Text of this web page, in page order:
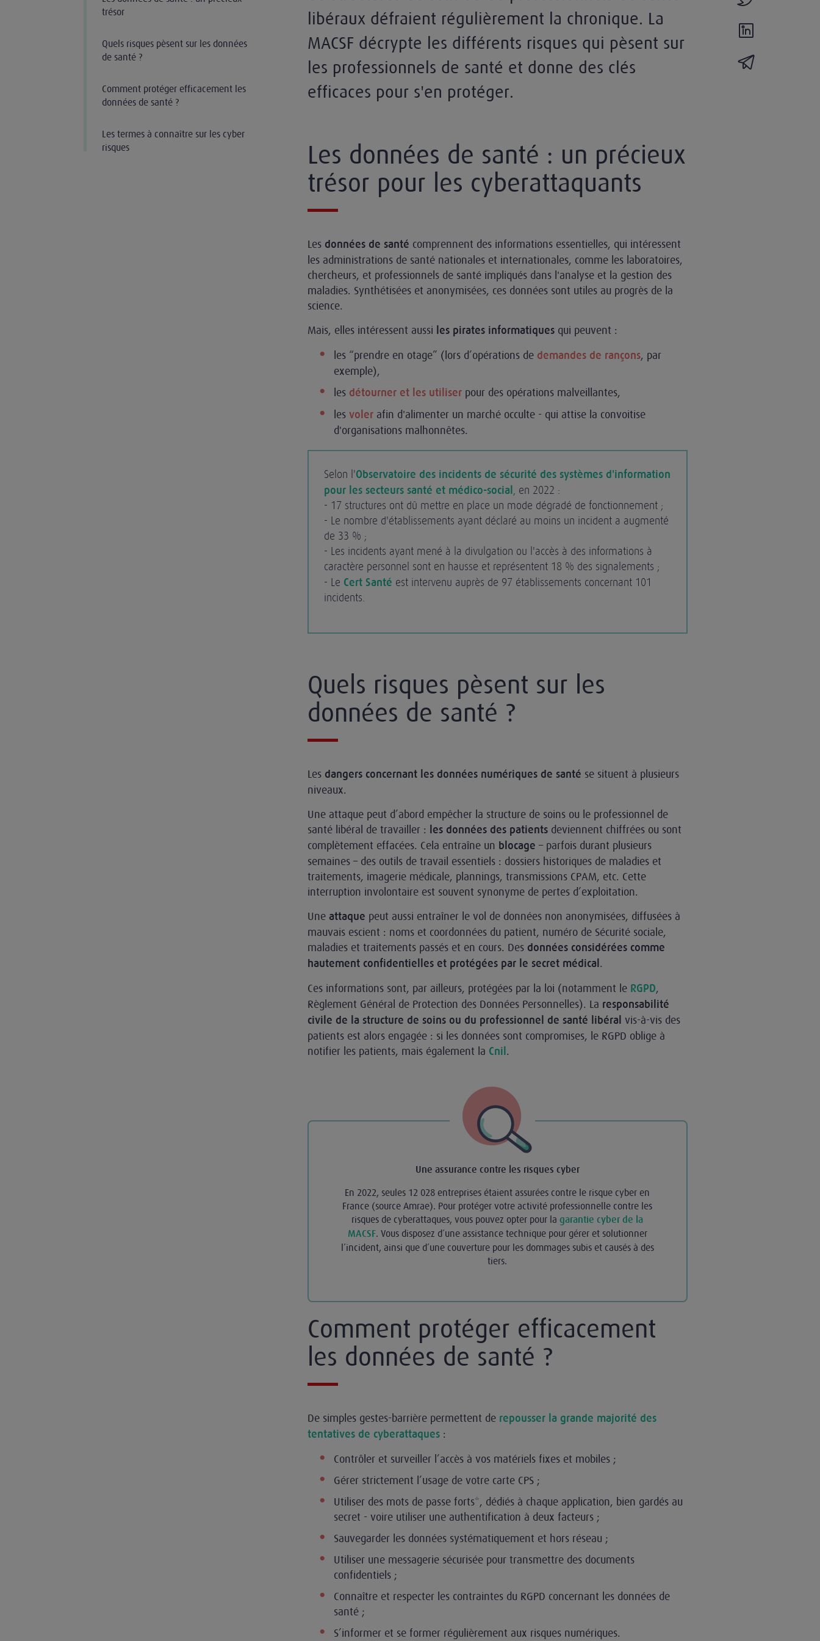
trésor
Quels risques pèsent sur les données
de santé ?
Comment protéger efficacement les
données de santé ?
Les termes à connaître sur les cyber
risques
libéraux défraient régulièrement la chronique. La
MACSF décrypte les différents risques qui pèsent sur
les professionnels de santé et donne des clés
efficaces pour s'en protéger.
Les données de santé : un précieux
trésor pour les cyberattaquants
Les données de santé comprennent des informations essentielles, qui intéressent
les administrations de santé nationales et internationales, comme les laboratoires,
chercheurs, et professionnels de santé impliqués dans l'analyse et la gestion des
maladies. Synthétisées et anonymisées, ces données sont utiles au progrès de la
science.
Mais, elles intéressent aussi les pirates informatiquesqui peuvent :
les “prendre en otage” (lors d’opérations de demandes de rançons, par
exemple),
les détourner et les utiliserpour des opérations malveillantes,
les voler afin d'alimenter un marché occulte - qui attise la convoitise
d'organisations malhonnêtes.
Selon l'Observatoire des incidents de sécurité des systèmes d'information
pour les secteurs santé et médico-social , en 2022 :
- 17 structures ont dû mettre en place un mode dégradé de fonctionnement ;
- Le nombre d'établissements ayant déclaré au moins un incident a augmenté
de 33 % ;
- Les incidents ayant mené à la divulgation ou l'accès à des informations à
caractère personnel sont en hausse et représentent 18 % des signalements ;
- Le Cert Santé est intervenu auprès de 97 établissements concernant 101
incidents.
Quels risques pèsent sur les
données de santé ?
Les dangers concernant les données numériques de santé se situent à plusieurs
niveaux.
Une attaque peut d’abord empêcher la structure de soins ou le professionnel de
santé libéral de travailler :
les données des patientsdeviennent chiffrées ou sont
complètement effacées. Cela entraîne un blocage – parfois durant plusieurs
semaines – des outils de travail essentiels : dossiers historiques de maladies et
traitements, imagerie médicale, plannings, transmissions CPAM, etc. Cette
interruption involontaire est souvent synonyme de pertes d’exploitation.
Une attaque peut aussi entraîner le vol de données non anonymisées, diffusées à
mauvais escient : noms et coordonnées du patient, numéro de Sécurité sociale,
maladies et traitements passés et en cours. Des données considérées comme
hautement confidentielles et protégées par le secret médical .
Ces informations sont, par ailleurs, protégées par la loi (notamment le RGPD,
Règlement Général de Protection des Données Personnelles). La responsabilité
civile de la structure de soins ou du professionnel de santé libéral vis-à-vis des
patients est alors engagée : si les données sont compromises, le RGPD oblige à
notifier les patients, mais également la Cnil .
Une assurance contre les risques cyber
En 2022, seules 12 028 entreprises étaient assurées contre le risque cyber en
France (source Amrae). Pour protéger votre activité professionnelle contre les
risques de cyberattaques, vous pouvez opter pour lagarantie cyber de la
MACSF. Vous disposez d’une assistance technique pour gérer et solutionner
l’incident, ainsi que d’une couverture pour les dommages subis et causés à des
tiers.
Comment protéger efficacement
les données de santé ?
De simples gestes-barrière permettent de repousser la grande majorité des
tentatives de cyberattaques:
Contrôler et surveiller l’accès à vos matériels fixes et mobiles ;
Gérer strictement l’usage de votre carte CPS ;
Utiliser des mots de passe forts*, dédiés à chaque application, bien gardés au
secret - voire utiliser une authentification à deux facteurs ;
Sauvegarder les données systématiquement et hors réseau ;
Utiliser une messagerie sécurisée pour transmettre des documents
confidentiels ;
Connaître et respecter les contraintes du RGPD concernant les données de
santé ;
S’informer et se former régulièrement aux risques numériques.